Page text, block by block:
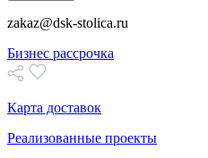
zakaz@dsk-stolica.ru
Бизнес рассрочка
Карта доставок
Реализованные проекты